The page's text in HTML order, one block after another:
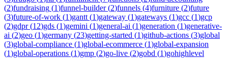
(2)fundraising (1)funnel-builder(2)funnels (4)furniture (2)future
(3)future-of-work (1)gantt (1)gateway (1)gateways (1)gcc (1)gcp
(2)gdpr(12)gds (1)gemini (1)general-ai (1)generation (1)generative-
ai (2)geo (1)germany (23)getting-started (1)github-actions (3)global
(3)global-compliance (1)global-ecommerce (1)global-expansion
(1)global-operations (1)gmp (2)go-live (2)gobd (1)gohighlevel